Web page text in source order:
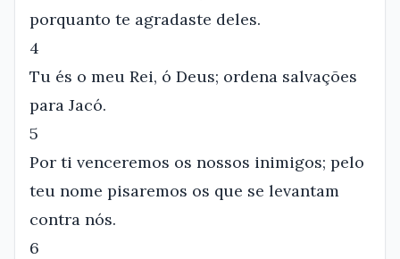
porquanto te agradaste deles.
4
Tu és o meu Rei, ó Deus; ordena salvações
para Jacó.
5
Por ti venceremos os nossos inimigos; pelo
teu nome pisaremos os que se levantam
contra nós.
6